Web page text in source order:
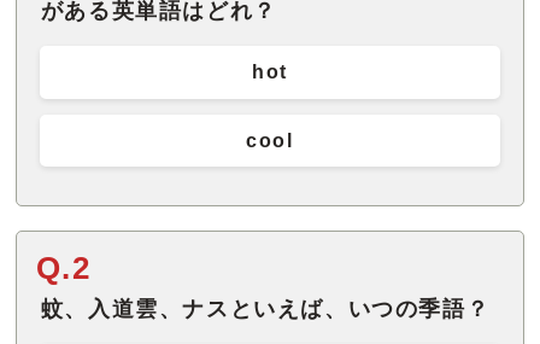
がある英単語はどれ？
hot
cool
Q.2
蚊、入道雲、ナスといえば、いつの季語？